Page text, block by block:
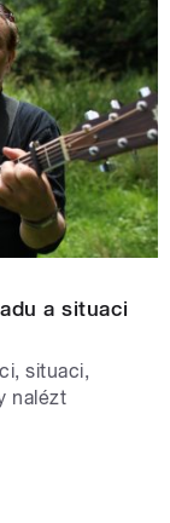
a situaci
situaci,
nalézt